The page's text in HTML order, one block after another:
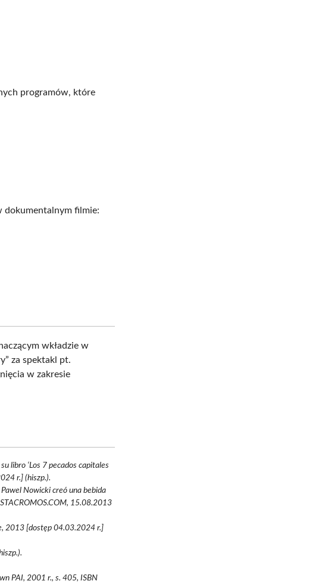
programów, które
dokumentalnym filmie:
wkładzie w
za spektakl pt.
w zakresie
libro ‘Los 7 pecados capitales
r.] (hiszp.).
Nowicki creó una bebida
15.08.2013
2013 [dostęp 04.03.2024 r.]
PAI, 2001 r., s. 405, ISBN